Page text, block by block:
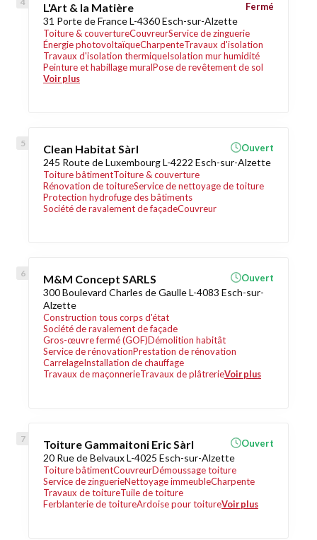
L'Art & la Matière
31 Porte de France L-4360 Esch-sur-Alzette
Toiture & couvertureCouvreurService de zinguerie
Énergie photovoltaïqueCharpenteTravaux d'isolation
Travaux d'isolation thermiqueIsolation mur humidité
Peinture et habillage muralPose de revêtement de sol
Voir plus
Fermé
Clean Habitat Sàrl
245 Route de Luxembourg L-4222 Esch-sur-Alzette
Toiture bâtimentToiture & couverture
Rénovation de toitureService de nettoyage de toiture
Protection hydrofuge des bâtiments
Société de ravalement de façadeCouvreur
Ouvert
M&M Concept SARLS
300 Boulevard Charles de Gaulle L-4083 Esch-sur-
Alzette
Construction tous corps d'état
Société de ravalement de façade
Gros-œuvre fermé (GOF)Démolition habitât
Service de rénovationPrestation de rénovation
CarrelageInstallation de chauffage
Travaux de maçonnerieTravaux de plâtrerieVoir plus
Ouvert
Toiture Gammaitoni Eric Sàrl
20 Rue de Belvaux L-4025 Esch-sur-Alzette
Toiture bâtimentCouvreurDémoussage toiture
Service de zinguerieNettoyage immeubleCharpente
Travaux de toitureTuile de toiture
Ferblanterie de toitureArdoise pour toitureVoir plus
Ouvert